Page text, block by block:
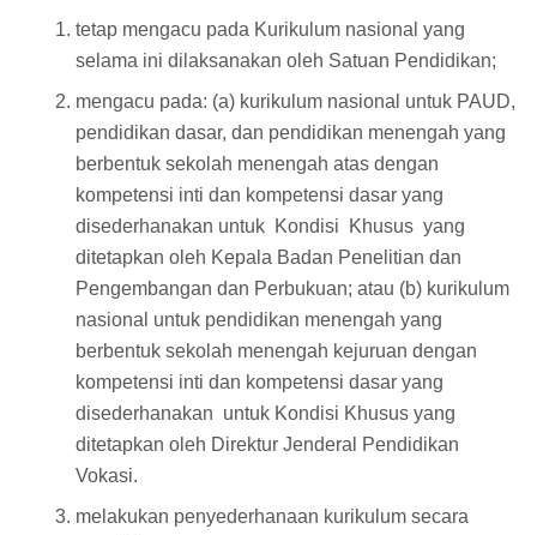
tetap mengacu pada Kurikulum nasional yang
selama ini dilaksanakan oleh Satuan Pendidikan;
mengacu pada: (a) kurikulum nasional untuk PAUD,
pendidikan dasar, dan pendidikan menengah yang
berbentuk sekolah menengah atas dengan
kompetensi inti dan kompetensi dasar yang
disederhanakan untuk Kondisi Khusus yang
ditetapkan oleh Kepala Badan Penelitian dan
Pengembangan dan Perbukuan; atau (b) kurikulum
nasional untuk pendidikan menengah yang
berbentuk sekolah menengah kejuruan dengan
kompetensi inti dan kompetensi dasar yang
disederhanakan untuk Kondisi Khusus yang
ditetapkan oleh Direktur Jenderal Pendidikan
Vokasi.
melakukan penyederhanaan kurikulum secara